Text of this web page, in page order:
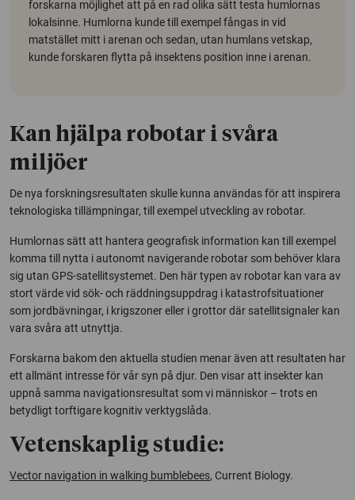
forskarna möjlighet att på en rad olika sätt testa humlornas
lokalsinne. Humlorna kunde till exempel fångas in vid
matstället mitt i arenan och sedan, utan humlans vetskap,
kunde forskaren flytta på insektens position inne i arenan.
Kan hjälpa robotar i svåra
miljöer
De nya forskningsresultaten skulle kunna användas för att inspirera
teknologiska tillämpningar, till exempel utveckling av robotar.
Humlornas sätt att hantera geografisk information kan till exempel
komma till nytta i autonomt navigerande robotar som behöver klara
sig utan GPS-satellitsystemet. Den här typen av robotar kan vara av
stort värde vid sök- och räddningsuppdrag i katastrofsituationer
som jordbävningar, i krigszoner eller i grottor där satellitsignaler kan
vara svåra att utnyttja.
Forskarna bakom den aktuella studien menar även att resultaten har
ett allmänt intresse för vår syn på djur. Den visar att insekter kan
uppnå samma navigationsresultat som vi människor – trots en
betydligt torftigare kognitiv verktygslåda.
Vetenskaplig studie:
Vector navigation in walking bumblebees, Current Biology.